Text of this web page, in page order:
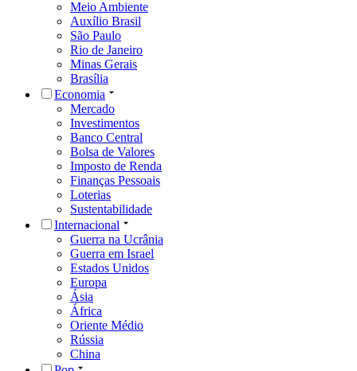
Meio Ambiente
Auxílio Brasil
São Paulo
Rio de Janeiro
Minas Gerais
Brasília
Economia
Mercado
Investimentos
Banco Central
Bolsa de Valores
Imposto de Renda
Finanças Pessoais
Loterias
Sustentabilidade
Internacional
Guerra na Ucrânia
Guerra em Israel
Estados Unidos
Europa
Ásia
África
Oriente Médio
Rússia
China